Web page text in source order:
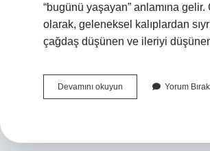
“bugünü yaşayan” anlamına gelir.
olarak, geleneksel kalıplardan
çağdaş düşünen ve ileriyi
Devamını okuyun Cakanın
Anlamı
Yorum Bırak